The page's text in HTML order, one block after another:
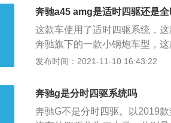
力的，有些车的全时四驱系统
车轮的扭矩的。搭载适时四驱
这种四驱系统的结构简单、体
9毫米、1497毫米，轴距为
奔驰a45 amg是适时四驱还是
这款车使用了适时四驱系统，
奔驰旗下的一款小钢炮车型，
发动机的最大功率为280kw，
且使用了铝合金缸盖缸体。与
速箱是非常适合与小排量涡轮
传动效率高。双离合变速箱的
发布时间：2021-11-10 16:43:22
奔驰g是分时四驱系统吗
奔驰G不是分时四驱。以2019